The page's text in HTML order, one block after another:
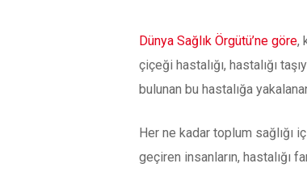
Dünya Sağlık Örgütü’ne göre,
çiçeği hastalığı, hastalığı
bulunan bu hastalığa
Her ne kadar toplum sağlığı
geçiren insanların, hastalığı